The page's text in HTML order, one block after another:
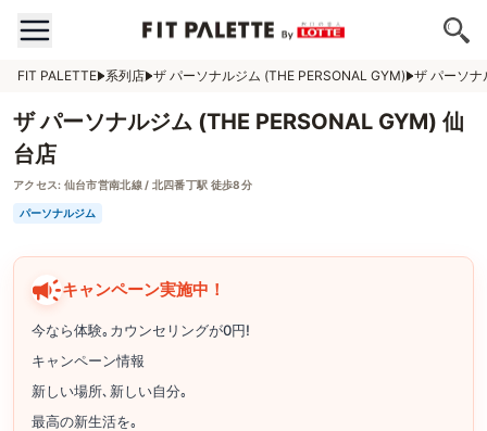
FIT PALETTE 系列店 ザ パーソナルジム (THE PERSONAL GYM) ザ パーソナ
ザ パーソナルジム (THE PERSONAL GYM) 仙
台店
アクセス: 仙台市営南北線 / 北四番丁駅 徒歩8分
パーソナルジム
キャンペーン実施中！
今なら体験｡カウンセリングが0円!
キャンペーン情報
新しい場所､新しい自分｡
最高の新生活を｡